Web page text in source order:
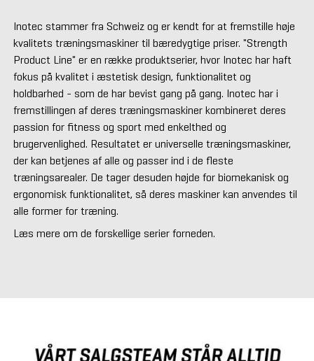
Inotec stammer fra Schweiz og er kendt for at fremstille høje
kvalitets træningsmaskiner til bæredygtige priser. "Strength
Product Line" er en række produktserier, hvor Inotec har haft
fokus på kvalitet i æstetisk design, funktionalitet og
holdbarhed - som de har bevist gang på gang. Inotec har i
fremstillingen af deres træningsmaskiner kombineret deres
passion for fitness og sport med enkelthed og
brugervenlighed. Resultatet er universelle træningsmaskiner,
der kan betjenes af alle og passer ind i de fleste
træningsarealer. De tager desuden højde for biomekanisk og
ergonomisk funktionalitet, så deres maskiner kan anvendes til
alle former for træning.
Læs mere om de forskellige serier forneden.